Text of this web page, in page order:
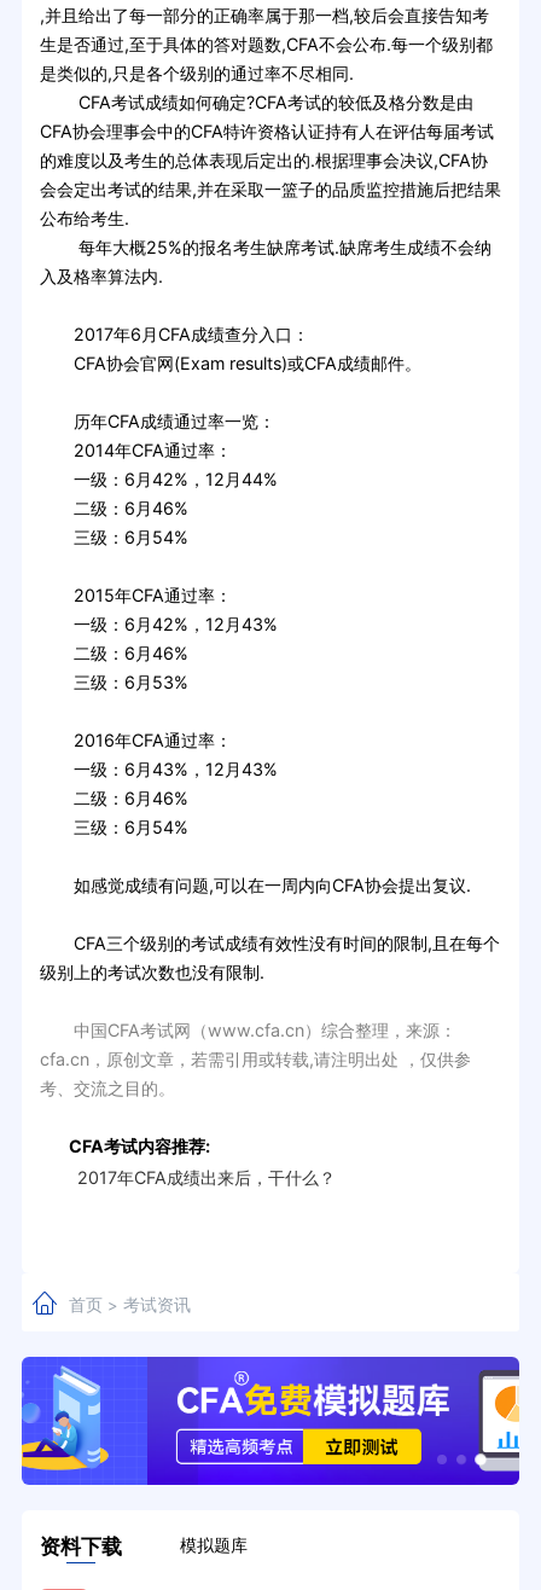
,并且给出了每一部分的正确率属于那一档,较后会直接告知考
生是否通过,至于具体的答对题数,CFA不会公布.每一个级别都
是类似的,只是各个级别的通过率不尽相同.
CFA考试成绩如何确定?CFA考试的较低及格分数是由
CFA协会理事会中的CFA特许资格认证持有人在评估每届考试
的难度以及考生的总体表现后定出的.根据理事会决议,CFA协
会会定出考试的结果,并在采取一篮子的品质监控措施后把结果
公布给考生.
每年大概25%的报名考生缺席考试.缺席考生成绩不会纳
入及格率算法内.
2017年6月CFA成绩查分入口：
CFA协会官网(Exam results)或CFA成绩邮件。
历年CFA成绩通过率一览：
2014年CFA通过率：
一级：6月42%，12月44%
二级：6月46%
三级：6月54%
2015年CFA通过率：
一级：6月42%，12月43%
二级：6月46%
三级：6月53%
2016年CFA通过率：
一级：6月43%，12月43%
二级：6月46%
三级：6月54%
如感觉成绩有问题,可以在一周内向CFA协会提出复议.
CFA三个级别的考试成绩有效性没有时间的限制,且在每个
级别上的考试次数也没有限制.
中国CFA考试网（www.cfa.cn）综合整理，来源：
cfa.cn，原创文章，若需引用或转载,请注明出处 ，仅供参
考、交流之目的。
CFA考试内容推荐:
2017年CFA成绩出来后，干什么？
首页> 考试资讯
资料下载 模拟题库